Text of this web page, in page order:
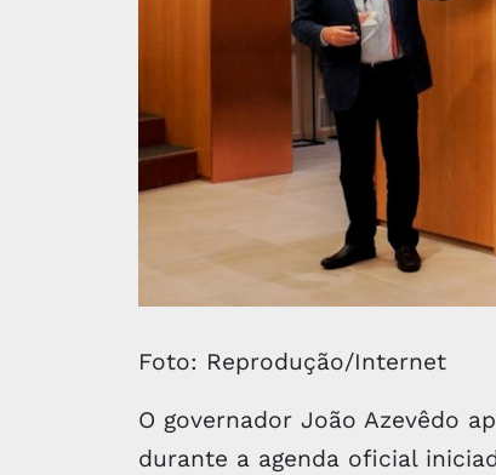
Foto: Reprodução/Internet
O governador João Azevêdo
durante a agenda oficial